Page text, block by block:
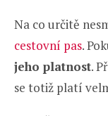
Na co určitě
cestovní pas.
jeho platnost.
se totiž platí